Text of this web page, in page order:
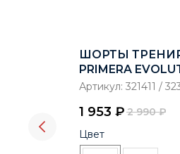
ШОРТЫ
PRIMERA
TRAINING
Артикул: 321411 /
1 953 ₽ 2 990 ₽
Цвет